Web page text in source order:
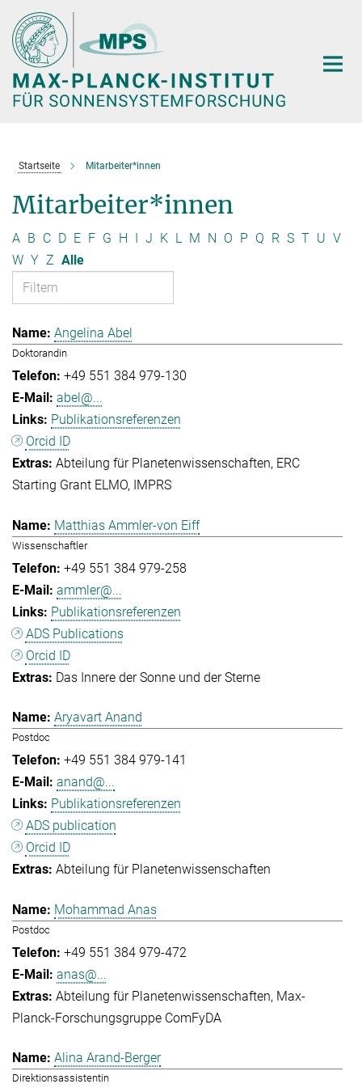
Hauptinhalt
Startseite Mitarbeiter*innen
Mitarbeiter*innen
A B C D E F G H I J K L M N O P Q R S T U V
W Y Z Alle
Angelina Abel
Doktorandin
+49 551 384 979-130
abel@...
Publikationsreferenzen
Orcid ID
Abteilung für Planetenwissenschaften ERC
Starting Grant ELMO
IMPRS
Matthias Ammler-von Eiff
Wissenschaftler
+49 551 384 979-258
ammler@...
Publikationsreferenzen
ADS Publications
Orcid ID
Das Innere der Sonne und der Sterne
Aryavart Anand
Postdoc
+49 551 384 979-141
anand@...
Publikationsreferenzen
ADS publication
Orcid ID
Abteilung für Planetenwissenschaften
Mohammad Anas
Postdoc
+49 551 384 979-472
anas@...
Abteilung für Planetenwissenschaften Max-
Planck-Forschungsgruppe ComFyDA
Alina Arand-Berger
Direktionsassistentin